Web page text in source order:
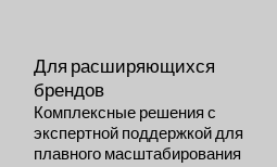
Для расширяющихся
брендов
Комплексные решения с
экспертной поддержкой для
плавного масштабирования